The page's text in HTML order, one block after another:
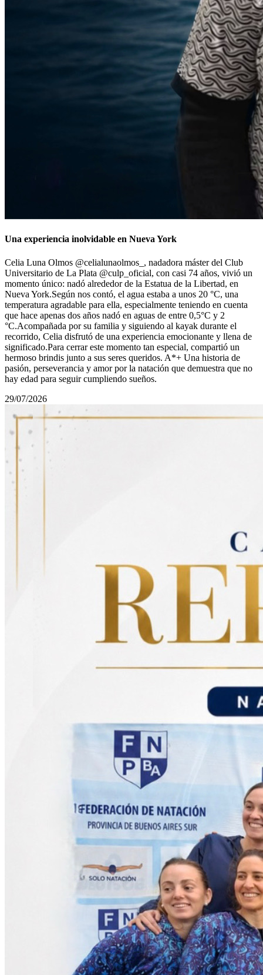
Una experiencia inolvidable en Nueva York
Celia Luna Olmos @celialunaolmos_, nadadora máster del Club
Universitario de La Plata @culp_oficial, con casi 74 años, vivió un
momento único: nadó alrededor de la Estatua de la Libertad, en
Nueva York.Según nos contó, el agua estaba a unos 20 °C, una
temperatura agradable para ella, especialmente teniendo en cuenta
que hace apenas dos años nadó en aguas de entre 0,5°С y 2
°C.Acompañada por su familia y siguiendo al kayak durante el
recorrido, Celia disfrutó de una experiencia emocionante y llena de
significado.Para cerrar este momento tan especial, compartió un
hermoso brindis junto a sus seres queridos. A*+ Una historia de
pasión, perseverancia y amor por la natación que demuestra que no
hay edad para seguir cumpliendo sueños.
29/07/2026